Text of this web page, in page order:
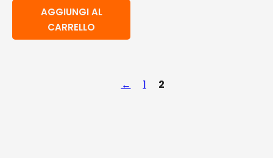
AGGIUNGI AL
CARRELLO
← 1 2